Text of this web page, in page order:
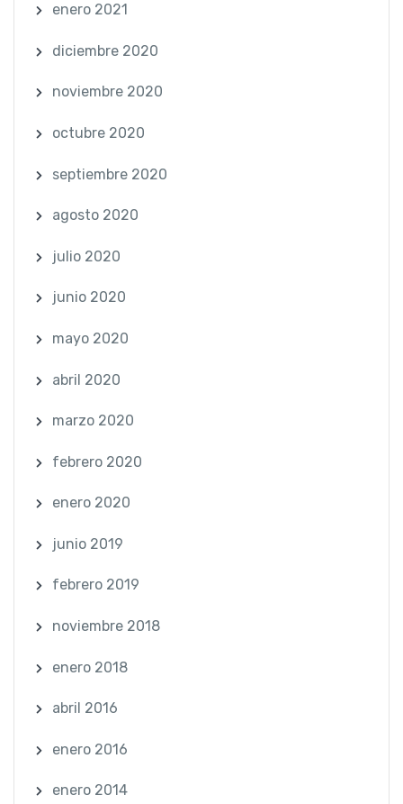
enero 2021
diciembre 2020
noviembre 2020
octubre 2020
septiembre 2020
agosto 2020
julio 2020
junio 2020
mayo 2020
abril 2020
marzo 2020
febrero 2020
enero 2020
junio 2019
febrero 2019
noviembre 2018
enero 2018
abril 2016
enero 2016
enero 2014